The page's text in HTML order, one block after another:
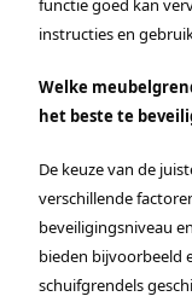
functie goed kan
instructies en
Welke
het beste te
De keuze van de
verschillende
beveiligingsniveau
bieden bijvoorbeeld
schuifgrendels